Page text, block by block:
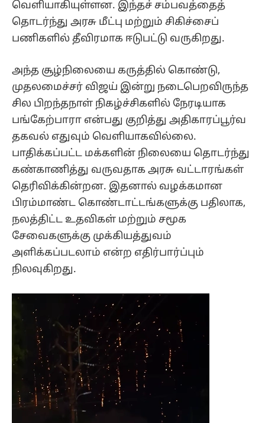
வெளியாகியுள்ளன. இந்தச் சம்பவத்தைத்
தொடர்ந்து அரசு மீட்பு மற்றும் சிகிச்சைப்
பணிகளில் தீவிரமாக ஈடுபட்டு வருகிறது.
அந்த சூழ்நிலையை கருத்தில் கொண்டு,
முதலமைச்சர் விஜய் இன்று நடைபெறவிருந்த
சில பிறந்தநாள் நிகழ்ச்சிகளில் நேரடியாக
பங்கேற்பாரா என்பது குறித்து அதிகாரப்பூர்வ
தகவல் எதுவும் வெளியாகவில்லை.
பாதிக்கப்பட்ட மக்களின் நிலையை தொடர்ந்து
கண்காணித்து வருவதாக அரசு வட்டாரங்கள்
தெரிவிக்கின்றன. இதனால் வழக்கமான
பிரம்மாண்ட கொண்டாட்டங்களுக்கு பதிலாக,
நலத்திட்ட உதவிகள் மற்றும் சமூக
சேவைகளுக்கு முக்கியத்துவம்
அளிக்கப்படலாம் என்ற எதிர்பார்ப்பும்
நிலவுகிறது.